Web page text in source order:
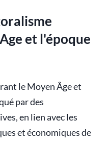
et l'époque
le Moyen Âge et
par des
en lien avec les
et économiques de